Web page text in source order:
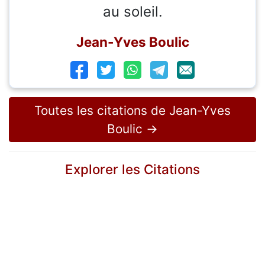
au soleil.
Jean-Yves Boulic
Toutes les citations de Jean-Yves
Boulic →
Explorer les Citations